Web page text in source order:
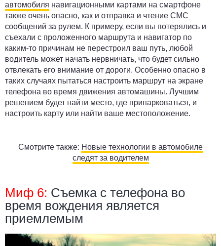
автомобиля навигационными картами на смартфоне
также очень опасно, как и отправка и чтение СМС
сообщений за рулем. К примеру, если вы потерялись и
съехали с проложенного маршрута и навигатор по
каким-то причинам не перестроил ваш путь, любой
водитель может начать нервничать, что будет сильно
отвлекать его внимание от дороги. Особенно опасно в
таких случаях пытаться настроить маршрут на экране
телефона во время движения автомашины. Лучшим
решением будет найти место, где припарковаться, и
настроить карту или найти ваше местоположение.
Смотрите также: Новые технологии в автомобиле
следят за водителем
Миф 6: Съемка с телефона во
время вождения является
приемлемым